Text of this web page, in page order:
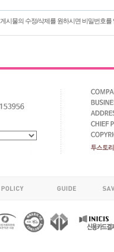
게시물의 수정/삭제를 원하시면 비밀번호를